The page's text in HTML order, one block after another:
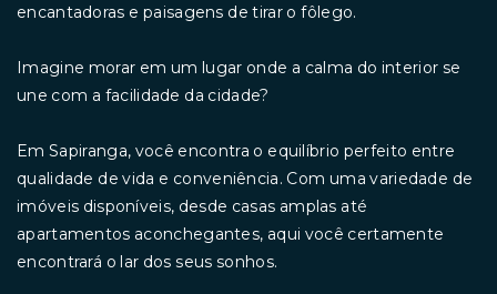
encantadoras e paisagens de tirar o fôlego.
Imagine morar em um lugar onde a calma do interior se
une com a facilidade da cidade?
Em Sapiranga, você encontra o equilíbrio perfeito entre
qualidade de vida e conveniência. Com uma variedade de
imóveis disponíveis, desde casas amplas até
apartamentos aconchegantes, aqui você certamente
encontrará o lar dos seus sonhos.